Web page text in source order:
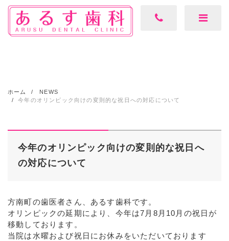
ホーム
NEWS
今年のオリンピック向けの変則的な祝日への対応について
今年のオリンピック向けの変則的な祝日へ
の対応について
方南町の歯医者さん、あるす歯科です。
オリンピックの延期により、今年は7月8月10月の祝日が
移動しております。
当院は水曜および祝日にお休みをいただいております